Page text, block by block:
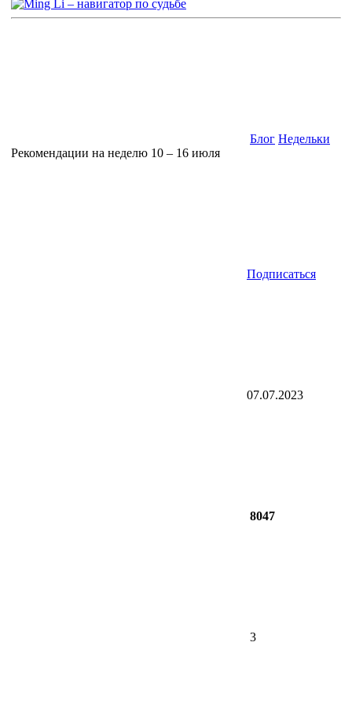
Блог Недельки
Рекомендации на неделю 10 – 16 июля
Подписаться
07.07.2023
8047
3